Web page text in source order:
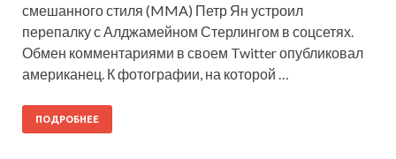
смешанного стиля (MMA) Петр Ян устроил
перепалку с Алджамейном Стерлингом в соцсетях.
Обмен комментариями в своем Twitter опубликовал
американец. К фотографии, на которой …
ПОДРОБНЕЕ